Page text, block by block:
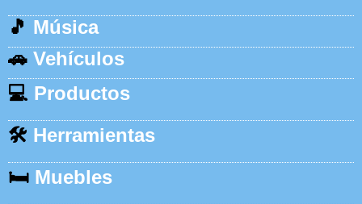
🎵 Música
🚗 Vehículos
💻 Productos
🛠️ Herramientas
🛏️ Muebles